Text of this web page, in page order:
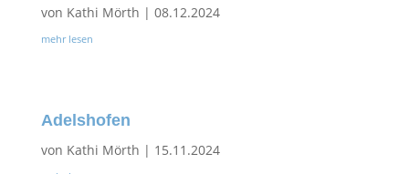
von Kathi Mörth | 08.12.2024
mehr lesen
Adelshofen
von Kathi Mörth | 15.11.2024